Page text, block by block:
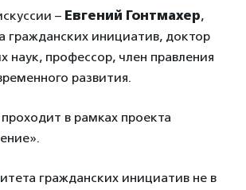
– Евгений Гонтмахер,
гражданских инициатив, доктор
наук, профессор, член правления
развития.
в рамках проекта
гражданских инициатив не в